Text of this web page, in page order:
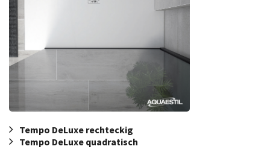
Tempo DeLuxe rechteckig
Tempo DeLuxe quadratisch